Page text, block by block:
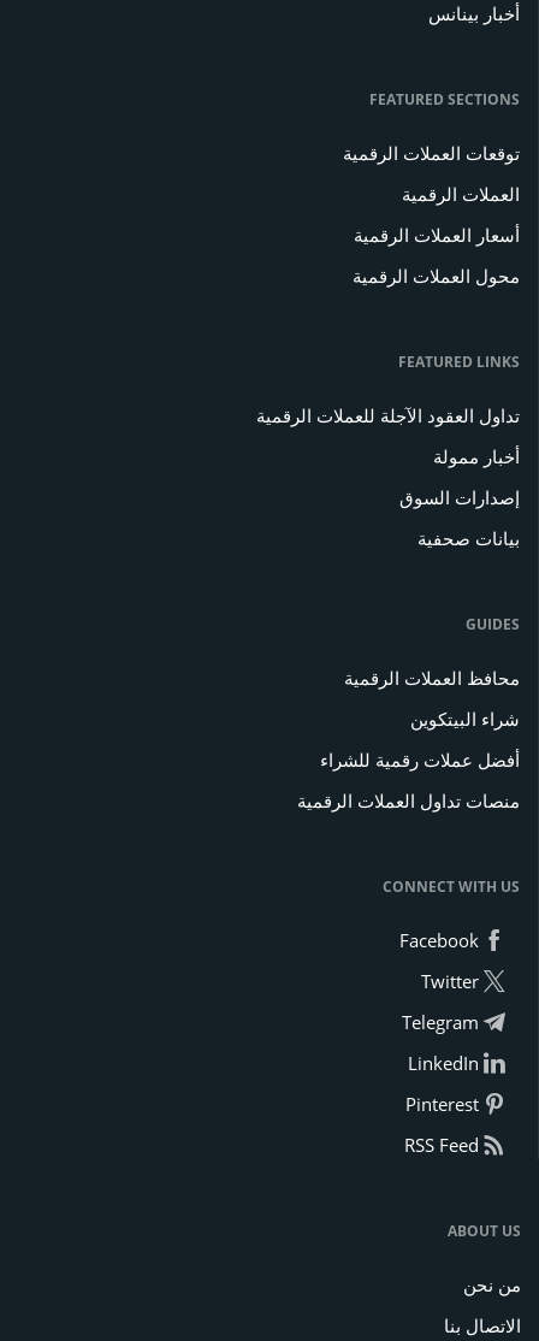
أخبار بينانس
FEATURED SECTIONS
توقعات العملات الرقمية
العملات الرقمية
أسعار العملات الرقمية
محول العملات الرقمية
FEATURED LINKS
تداول العقود الآجلة للعملات الرقمية
أخبار ممولة
إصدارات السوق
بيانات صحفية
GUIDES
محافظ العملات الرقمية
شراء البيتكوين
أفضل عملات رقمية للشراء
منصات تداول العملات الرقمية
CONNECT WITH US
Facebook
Twitter
Telegram
LinkedIn
Pinterest
RSS Feed
ABOUT US
من نحن
الاتصال بنا